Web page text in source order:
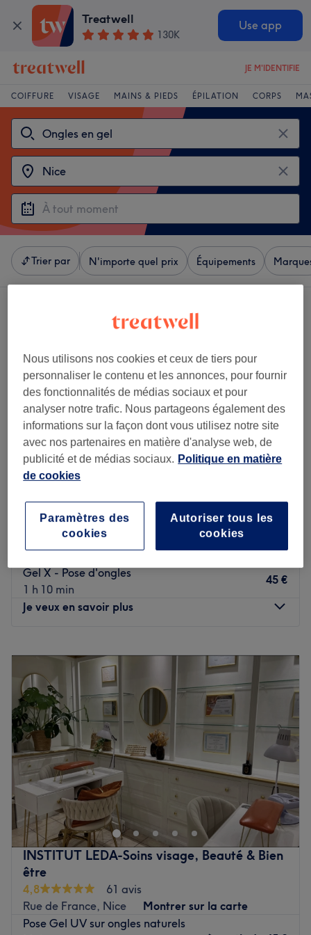
Treatwell
130K
Use app
JE M'IDENTIFIE
COIFFURE VISAGE MAINS & PIEDS ÉPILATION CORPS
Trier par N'importe quel prix Équipements
Glo Nail Care - Nice St Roch
42 avis
Saint-Roch, Nice
Montrer sur la carte
Gel X - Pose d'ongles
1 h 10 min
45 €
Je veux en savoir plus
10:00
Mercredi
10:00
19:30
Jeudi
10:00–
19:30
Vendredi
10:00
19:30
Samedi
10:00 –19:30
Dimanche
Glo Nail Care - Nice St Roch est un institut de beauté
installé à Nice. Profitez d'un moment rien qu'à vous grâce
à des soins sur mesure effectués avec professionnalisme.
Que ce soit pour une pause bien-être rapide ou une
journée de cocooning, le salon met l'accent sur les soins
et garantit une expérience mémorable.
Transport public le plus proche
Le salon est situé à deux minutes à pied de l'arrêt de
tramway Virgile Barel.
INSTITUT LEDA-Soins visage, Beauté & Bien
être
4,8
61 avis
Rue de France, Nice
Montrer sur la carte
Pose Gel UV sur ongles naturels
Nous utilisons nos cookies et ceux de tiers pour
personnaliser le contenu et les annonces, pour fournir
des fonctionnalités de médias sociaux et pour
analyser notre trafic. Nous partageons également des
informations sur la façon dont vous utilisez notre site
avec nos partenaires en matière d'analyse web, de
publicité et de médias sociaux. Politique en matière
de cookies
Autoriser tous les
cookies
Paramètres des
cookies